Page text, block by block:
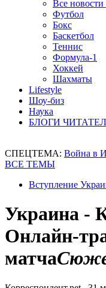
Все новости
Футбол
Бокс
Баскетбол
Теннис
Формула-1
Хоккей
Шахматы
Lifestyle
Шоу-биз
Наука
БЛОГИ
СПЕЦТЕМА: Война в
ВСЕ ТЕМЫ
Вступление
Украина -
Онлайн-
матча